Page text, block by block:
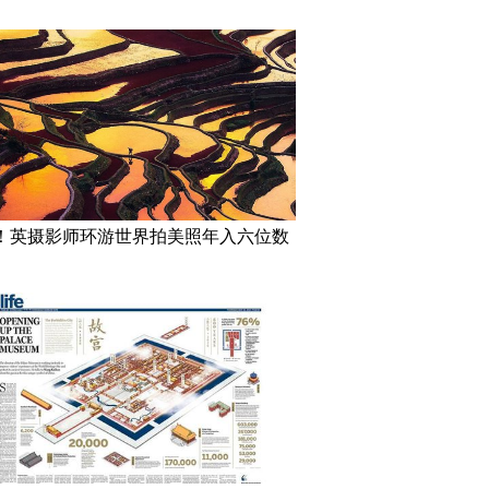
英摄影师环游世界拍美照年入六位数